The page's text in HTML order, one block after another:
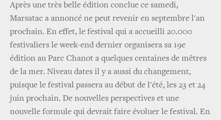
Après une très belle édition conclue ce samedi,
Marsatac a annoncé ne peut revenir en septembre l'an
prochain. En effet, le festival qui a accueilli 20.000
festivaliers le week-end dernier organisera sa 19e
édition au Parc Chanot a quelques centaines de mêtres
de la mer. Niveau dates il y a aussi du changement,
puisque le festival passera au début de l'été, les 23 et 24
juin prochain. De nouvelles perspectives et une
nouvelle formule qui devrait faire évoluer le festival. En